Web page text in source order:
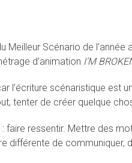
Meilleur Scénario de l’année
d’animation I’M
l’écriture scénaristique est
tenter de créer quelque
: faire ressentir. Mettre des
différente de communiquer,